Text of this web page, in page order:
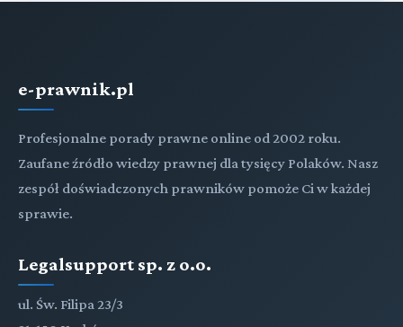
e-prawnik.pl
Profesjonalne porady prawne online od 2002 roku.
Zaufane źródło wiedzy prawnej dla tysięcy Polaków. Nasz
zespół doświadczonych prawników pomoże Ci w każdej
sprawie.
Legalsupport sp. z o.o.
ul. Św. Filipa 23/3